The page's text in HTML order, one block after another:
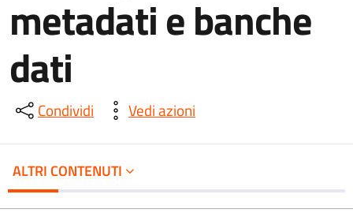
metadati e banche
dati
Condividi Vedi azioni
ALTRI CONTENUTI